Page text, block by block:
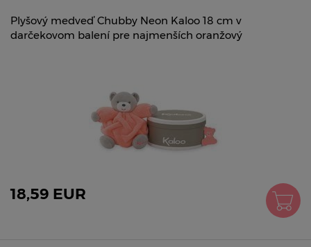
Plyšový medveď Chubby Neon Kaloo 18 cm v
darčekovom balení pre najmenších oranžový
18,59 EUR